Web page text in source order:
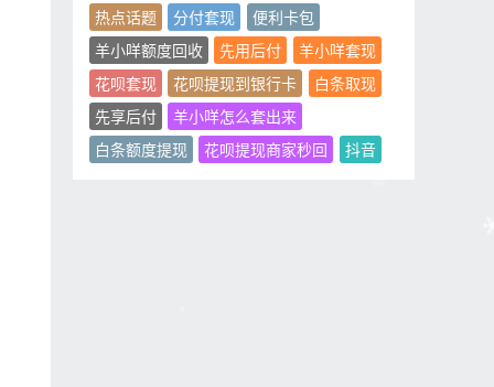
热点话题
分付套现
便利卡包
羊小咩额度回收
先用后付
羊小咩套现
花呗套现
花呗提现到银行卡
白条取现
先享后付
羊小咩怎么套出来
白条额度提现
花呗提现商家秒回 抖音